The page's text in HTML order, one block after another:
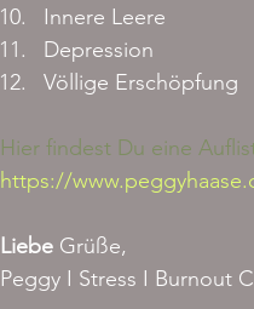
Innere Leere
Depression
Völlige Erschöpfung
Hier findest Du eine
https://
Liebe Grüße,
Peggy I Stress I Burnout